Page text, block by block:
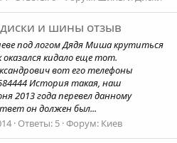
и шины отзыв
под логом Дядя Миша крутиться
оказался кидало еще тот.
вот его телефоны
История такая, наш
2013 года перевел данному
он должен был...
Ответы: 5 Форум: Киев